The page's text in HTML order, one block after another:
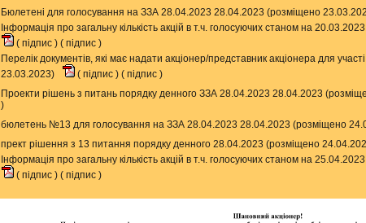
Бюлетені для голосування на ЗЗА 28.04.2023 28.04.2023 (розміщено
Інформація про загальну кількість акцій в т.ч. голосуючих станом на
( підпис ) ( підпис )
Перелік документів, які має надати акціонер/представник акціонера для
23.03.2023)
( підпис ) ( підпис )
Проекти рішень з питань порядку денного ЗЗА 28.04.2023 28.04.2023
)
бюлетень №13 для голосування на ЗЗА 28.04.2023 28.04.2023 (розміщено
прект рішення з 13 питання порядку денного 28.04.2023 (розміщено
Інформація про загальну кількість акцій в т.ч. голосуючих станом на
( підпис ) ( підпис )